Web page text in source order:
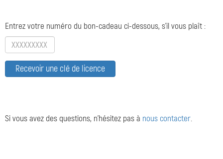
Entrez votre numéro du bon-cadeau ci-dessous, s'il vous plaît :
Si vous avez des questions, n'hésitez pas à nous contacter.